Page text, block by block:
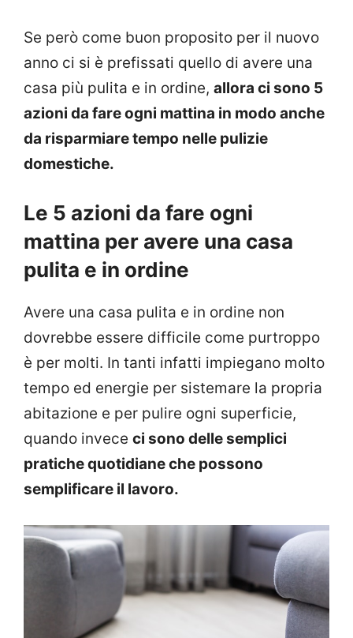
Se però come buon proposito per il nuovo
anno ci si è prefissati quello di avere una
casa più pulita e in ordine, allora ci sono 5
azioni da fare ogni mattina in modo anche
da risparmiare tempo nelle pulizie
domestiche.
Le 5 azioni da fare ogni
mattina per avere una casa
pulita e in ordine
Avere una casa pulita e in ordine non
dovrebbe essere difficile come purtroppo
è per molti. In tanti infatti impiegano molto
tempo ed energie per sistemare la propria
abitazione e per pulire ogni superficie,
quando invece ci sono delle semplici
pratiche quotidiane che possono
semplificare il lavoro.